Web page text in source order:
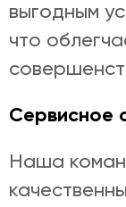
выгодным
что
Сервисное
Наша